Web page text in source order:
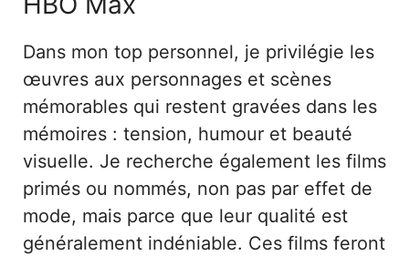
Dans mon top personnel, je privilégie les
œuvres aux personnages et scènes
mémorables qui restent gravées dans les
mémoires : tension, humour et beauté
visuelle. Je recherche également les films
primés ou nommés, non pas par effet de
mode, mais parce que leur qualité est
généralement indéniable. Ces films feront